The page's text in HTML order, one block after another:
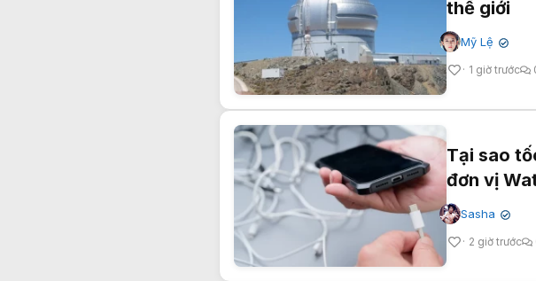
thế giới
Mỹ Lệ ✔
1 giờ trước
Tại sao
đơn vị
Sasha ✔
2 giờ trước